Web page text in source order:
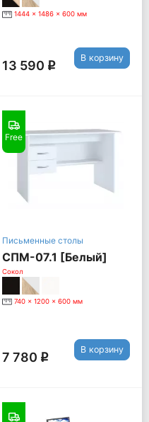
1444 x 1486 x 600 мм
13 590 q
В корзину
Free
Письменные столы
СПМ-07.1 [Белый]
Сокол
740 x 1200 x 600 мм
7 780 q
В корзину